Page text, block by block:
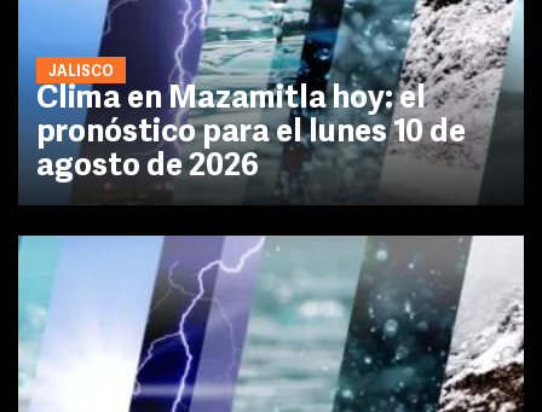
JALISCO
Clima en Mazamitla hoy: el
pronóstico para el lunes 10 de
agosto de 2026